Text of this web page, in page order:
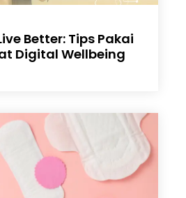
Better: Tips Pakai
Digital Wellbeing